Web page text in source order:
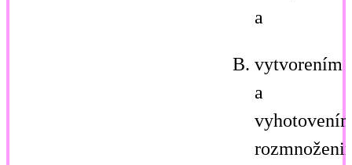
a
vytvorením
a